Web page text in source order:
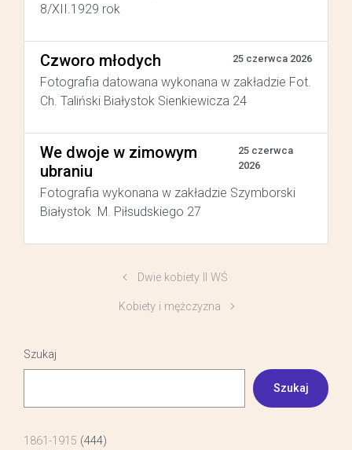
8/XII.1929 rok
Czworo młodych 25 czerwca 2026
Fotografia datowana wykonana w zakładzie Fot.
Ch. Taliński Białystok Sienkiewicza 24
We dwoje w zimowym
ubraniu
25 czerwca
2026
Fotografia wykonana w zakładzie Szymborski
Białystok M. Piłsudskiego 27
Dwie kobiety II WŚ
Kobiety i mężczyzna
Szukaj
Szukaj
1861-1915 (444)